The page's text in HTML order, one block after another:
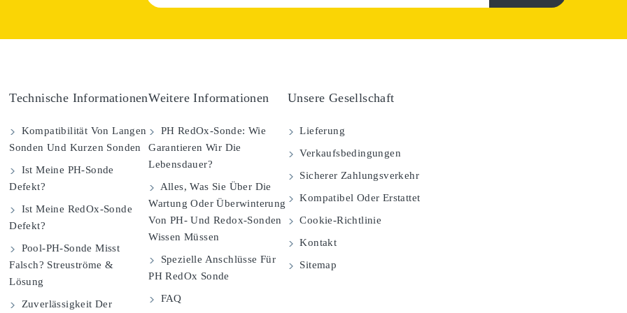
Technische Informationen
Kompatibilität Von Langen
Sonden Und Kurzen Sonden
Ist Meine PH-Sonde
Defekt?
Ist Meine RedOx-Sonde
Defekt?
Pool-PH-Sonde Misst
Falsch? Streuströme &
Lösung
Zuverlässigkeit Der
Weitere Informationen
PH RedOx-Sonde: Wie
Garantieren Wir Die
Lebensdauer?
Alles, Was Sie Über Die
Wartung Oder Überwinterung
Von PH- Und Redox-Sonden
Wissen Müssen
Spezielle Anschlüsse Für
PH RedOx Sonde
FAQ
Unsere Gesellschaft
Lieferung
Verkaufsbedingungen
Sicherer Zahlungsverkehr
Kompatibel Oder Erstattet
Cookie-Richtlinie
Kontakt
Sitemap